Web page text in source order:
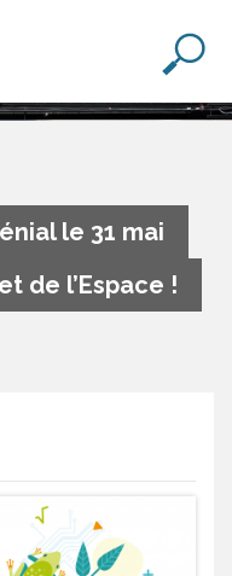
le 31 mai
de l’Espace !